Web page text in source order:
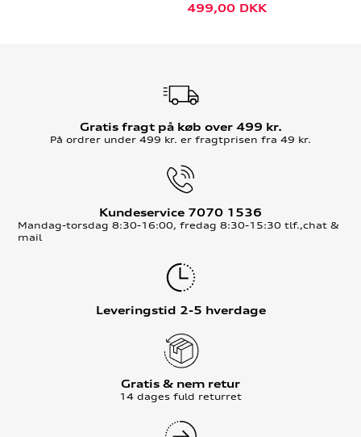
499,00 DKK
Gratis fragt på køb over 499 kr.
På ordrer under 499 kr. er fragtprisen fra 49 kr.
Kundeservice 7070 1536
Mandag-torsdag 8:30-16:00, fredag 8:30-15:30 tlf.,chat &
mail
Leveringstid 2-5 hverdage
Gratis & nem retur
14 dages fuld returret